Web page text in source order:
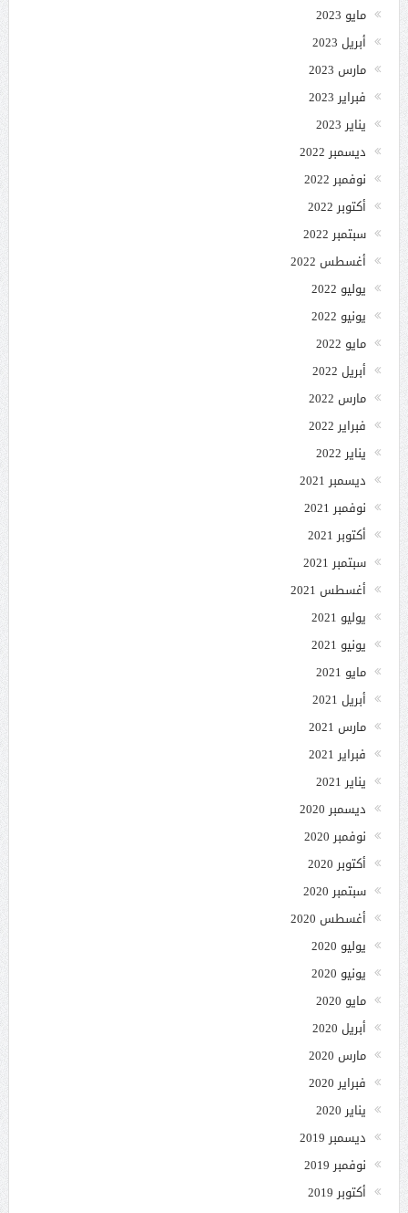
مايو 2023
أبريل 2023
مارس 2023
فبراير 2023
يناير 2023
ديسمبر 2022
نوفمبر 2022
أكتوبر 2022
سبتمبر 2022
أغسطس 2022
يوليو 2022
يونيو 2022
مايو 2022
أبريل 2022
مارس 2022
فبراير 2022
يناير 2022
ديسمبر 2021
نوفمبر 2021
أكتوبر 2021
سبتمبر 2021
أغسطس 2021
يوليو 2021
يونيو 2021
مايو 2021
أبريل 2021
مارس 2021
فبراير 2021
يناير 2021
ديسمبر 2020
نوفمبر 2020
أكتوبر 2020
سبتمبر 2020
أغسطس 2020
يوليو 2020
يونيو 2020
مايو 2020
أبريل 2020
مارس 2020
فبراير 2020
يناير 2020
ديسمبر 2019
نوفمبر 2019
أكتوبر 2019